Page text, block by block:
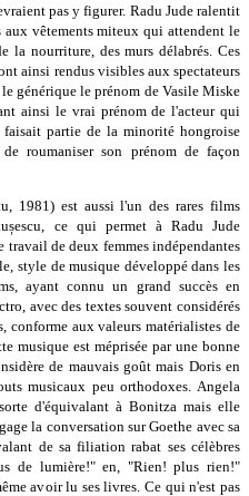
pas y figurer. Radu Jude ralentit
aux vêtements miteux qui attendent le
la nourriture, des murs délabrés. Ces
ainsi rendus visibles aux spectateurs
générique le prénom de Vasile Miske
ainsi le vrai prénom de l'acteur qui
partie de la minorité hongroise
roumaniser son prénom de façon
1981) est aussi l'un des rares films
ce qui permet à Radu Jude
de deux femmes indépendantes
style de musique développé dans les
ayant connu un grand succès en
avec des textes souvent considérés
conforme aux valeurs matérialistes de
musique est méprisée par une bonne
de mauvais goût mais Doris en
musicaux peu orthodoxes. Angela
d'équivalant à Bonitza mais elle
la conversation sur Goethe avec sa
de sa filiation rabat ses célèbres
de lumière!" en, "Rien! plus rien!"
avoir lu ses livres. Ce qui n'est pas